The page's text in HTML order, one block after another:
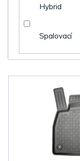
Hybrid
Spalovací